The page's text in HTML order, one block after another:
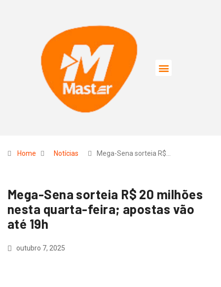
Home Notícias Mega-Sena sorteia R$…
Mega-Sena sorteia R$ 20 milhões
nesta quarta-feira; apostas vão
até 19h
outubro 7, 2025